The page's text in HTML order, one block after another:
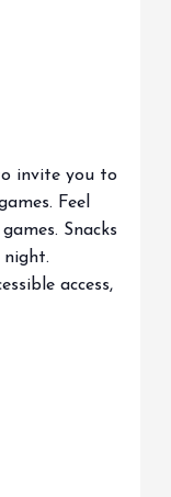
invite you to
Feel
Snacks
night.
access,